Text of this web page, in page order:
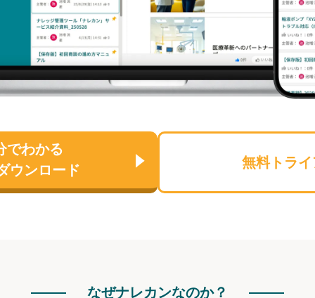
でわかる
ウンロード
無料トラ
なぜナレカンなのか？